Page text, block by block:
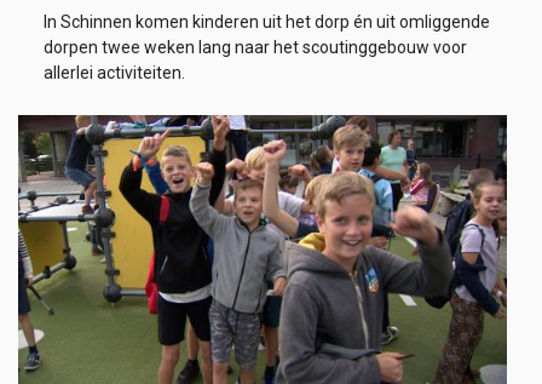
In Schinnen komen kinderen uit het dorp én uit omliggende
dorpen twee weken lang naar het scoutinggebouw voor
allerlei activiteiten.